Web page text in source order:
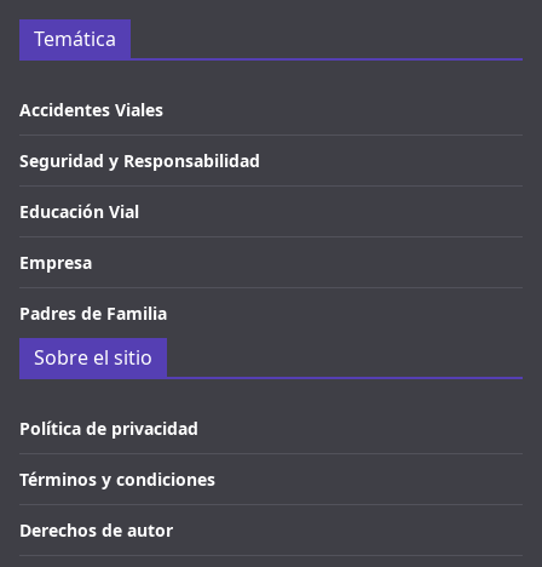
Temática
Accidentes Viales
Seguridad y Responsabilidad
Educación Vial
Empresa
Padres de Familia
Sobre el sitio
Política de privacidad
Términos y condiciones
Derechos de autor